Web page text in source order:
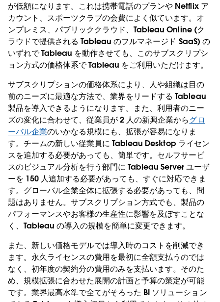
が低額になります。これは携帯電話のプランや Netflix ア
カウント、スポーツクラブの会費によく似ています。オ
ンプレミス、パブリッククラウド、Tableau Online (ク
ラウドで提供される Tableau のフルマネージド SaaS) の
いずれで Tableau を動作させても、このサブスクリプシ
ョン方式の価格体系で Tableau をご利用いただけます。
サブスクリプションの価格体系により、人や組織は目の
前のニーズに最適な方法で、業界をリードする Tableau
製品を導入できるようになります。また、利用者のニー
ズの変化に合わせて、従業員が 2 人の新興企業からグロ
ーバル企業のいかなる規模にも、拡張が容易になりま
す。チームの新しい従業員に Tableau Desktop ライセン
スを追加する必要があっても、簡単です。セルフサービ
スのビジュアル分析を行う部門に Tableau Server ユーザ
ーを 150 人追加する必要があっても、すぐに対応できま
す。グローバル企業全体に拡張する必要があっても、問
題はありません。サブスクリプション方式でも、製品の
パフォーマンスやお客様の生産性に影響を及ぼすことな
く、Tableau の導入の規模を簡単に変更できます。
また、新しい価格モデルでは導入時のコストを削減でき
ます。永久ライセンスの費用を最初に全額支払うのでは
なく、初年度の契約分の費用のみを支払います。そのた
め、規模拡張に合わせた展開の計画と予算の策定が可能
です。業界最高水準で全てがそろった BI ソリューション